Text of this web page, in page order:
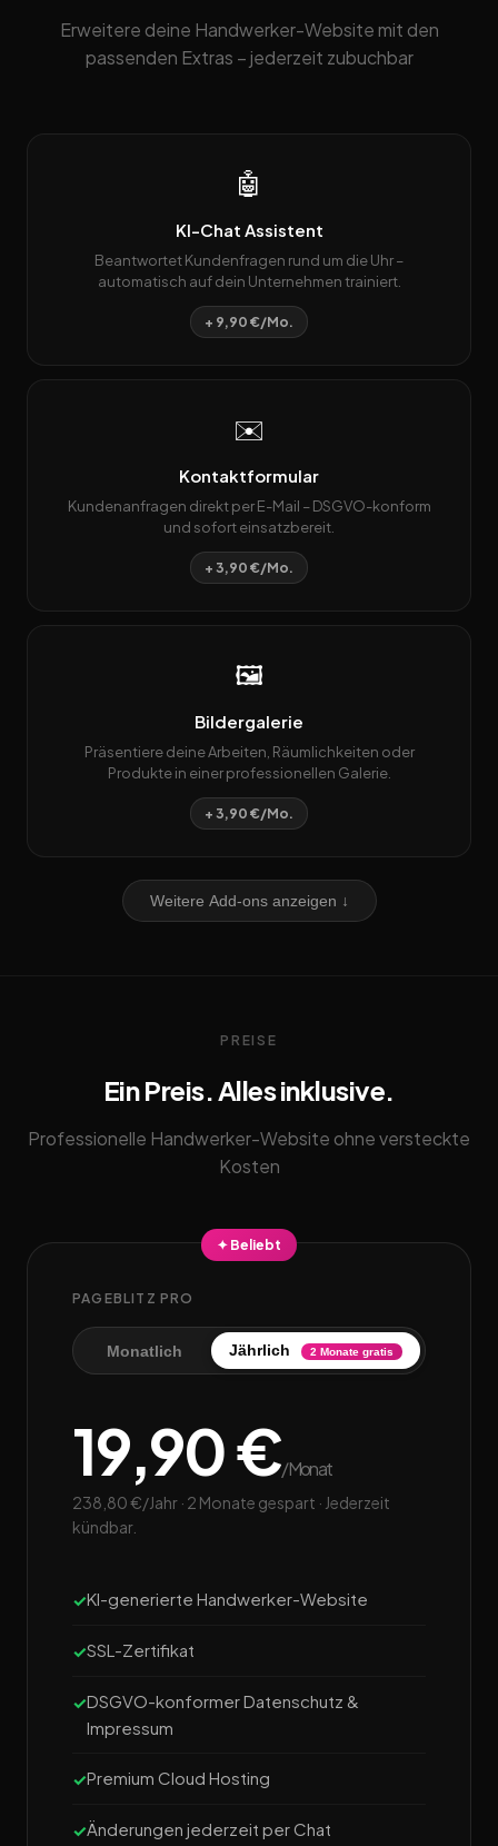
Erweitere deine Handwerker-Website mit den
passenden Extras – jederzeit zubuchbar
🤖
KI-Chat Assistent
Beantwortet Kundenfragen rund um die Uhr –
automatisch auf dein Unternehmen trainiert.
+ 9,90 €/Mo.
✉️
Kontaktformular
Kundenanfragen direkt per E-Mail – DSGVO-konform
und sofort einsatzbereit.
+ 3,90 €/Mo.
🖼️
Bildergalerie
Präsentiere deine Arbeiten, Räumlichkeiten oder
Produkte in einer professionellen Galerie.
+ 3,90 €/Mo.
Weitere Add-ons anzeigen ↓
PREISE
Ein Preis. Alles inklusive.
Professionelle Handwerker-Website ohne versteckte
Kosten
✦ Beliebt
PAGEBLITZ PRO
Monatlich Jährlich 2 Monate gratis
19,90 €/Monat
238,80 €/Jahr · 2 Monate gespart · Jederzeit
kündbar.
KI-generierte Handwerker-Website
SSL-Zertifikat
DSGVO-konformer Datenschutz &
Impressum
Premium Cloud Hosting
Änderungen jederzeit per Chat